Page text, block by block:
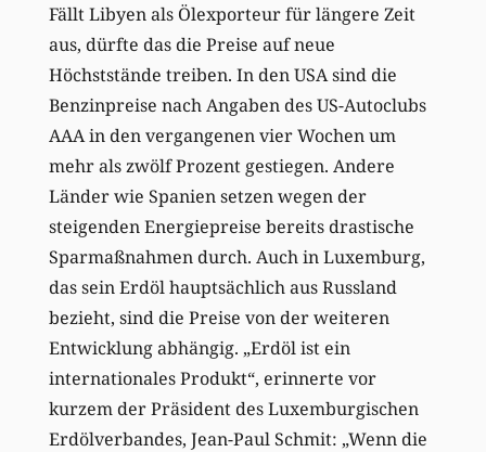
Fällt Libyen als Ölexporteur für längere Zeit
aus, dürfte das die Preise auf neue
Höchststände treiben. In den USA sind die
Benzinpreise nach Angaben des US-Autoclubs
AAA in den vergangenen vier Wochen um
mehr als zwölf Prozent gestiegen. Andere
Länder wie Spanien setzen wegen der
steigenden Energiepreise bereits drastische
Sparmaßnahmen durch. Auch in Luxemburg,
das sein Erdöl hauptsächlich aus Russland
bezieht, sind die Preise von der weiteren
Entwicklung abhängig. „Erdöl ist ein
internationales Produkt“, erinnerte vor
kurzem der Präsident des Luxemburgischen
Erdölverbandes, Jean-Paul Schmit: „Wenn die